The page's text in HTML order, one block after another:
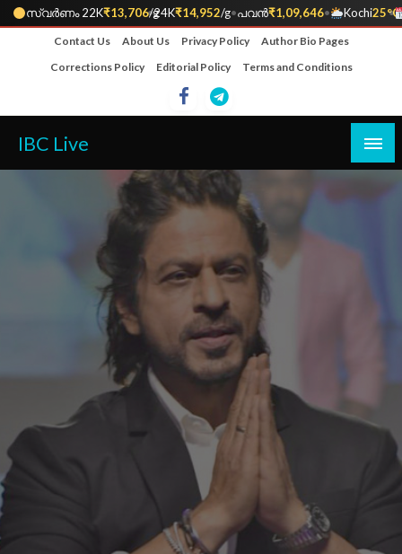
സ്വർണം 22K₹13,706/g
•24K₹14,952/g•പവൻ₹1,09,646• Kochi25°C
•
Contact Us About Us Privacy Policy
Author Bio Pages
Corrections Policy
Editorial Policy Terms and Conditions
IBC Live